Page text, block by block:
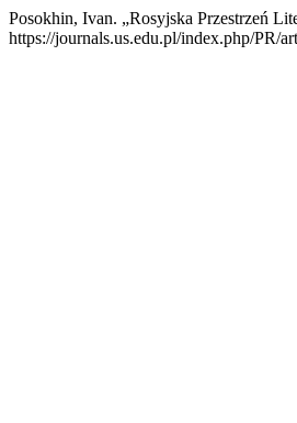
Posokhin, Ivan. „Rosyjska Przestrzeń
https://journals.us.edu.pl/index.php/PR/